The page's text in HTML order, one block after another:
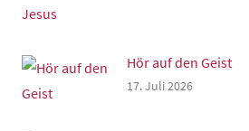
Hör auf den Geist
17. Juli 2026